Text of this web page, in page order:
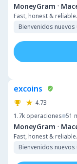
MoneyGram ·
Fast, honest & reliable.
Bienvenidos
excoins
4.73
1.7k operaciones 51
MoneyGram ·
Fast, honest & reliable.
Bienvenidos